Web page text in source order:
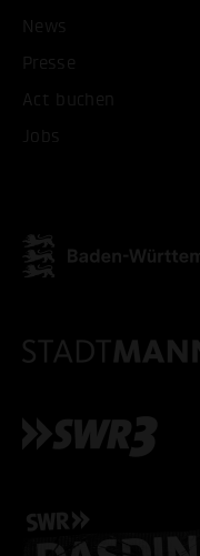
News
Presse
Act buchen
Jobs